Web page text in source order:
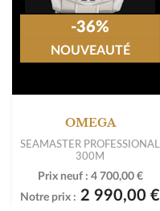
OMEGA
SEAMASTER PROFESSIONAL
300M
Prix neuf : 4 700,00 €
Notre prix : 2 990,00 €
-36%
NOUVEAUTÉ